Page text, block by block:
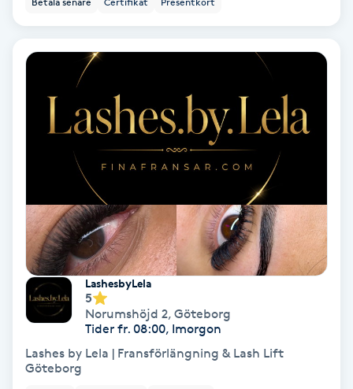
Balayage
Bambumassage
Barber
Barnklippning
BIAB
LashesbyLela
5
Norumshöjd 2, Göteborg
Tider fr. 08:00, Imorgon
Lashes by Lela | Fransförlängning & Lash Lift
Göteborg